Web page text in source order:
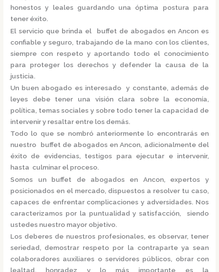
honestos y leales guardando una óptima postura para
tener éxito.
El servicio que brinda el
buffet de abogados en Ancon es
confiable y seguro, trabajando de la mano con los clientes,
siempre con respeto y aportando todo el conocimiento
para proteger los derechos y defender la causa de la
justicia.
Un buen abogado es interesado y constante, además de
leyes debe tener una visión clara sobre la economía,
política, temas sociales y sobre todo tener la capacidad de
intervenir y resaltar entre los demás.
Todo lo que se nombró anteriormente lo encontrarás en
nuestro
buffet de abogados en Ancon, adicionalmente del
éxito de evidencias, testigos para ejecutar e intervenir,
hasta culminar el proceso.
Somos un buffet de abogados en Ancon, expertos y
posicionados en el mercado, dispuestos a resolver tu caso,
capaces de enfrentar complicaciones y adversidades. Nos
caracterizamos por la puntualidad y satisfacción, siendo
ustedes nuestro mayor objetivo.
Los deberes de nuestros profesionales, es observar, tener
seriedad, demostrar respeto por la contraparte ya sean
colaboradores auxiliares o servidores públicos, obrar con
lealtad, honradez y lo más importante es la